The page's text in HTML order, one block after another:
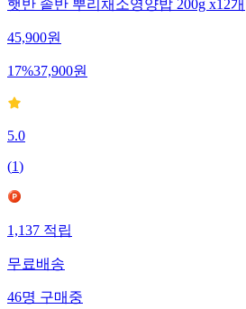
햇반 솥반 뿌리채소영양밥 200g x12개
45,900원
17%37,900원
5.0
(1)
1,137적립
무료배송
46명구매중